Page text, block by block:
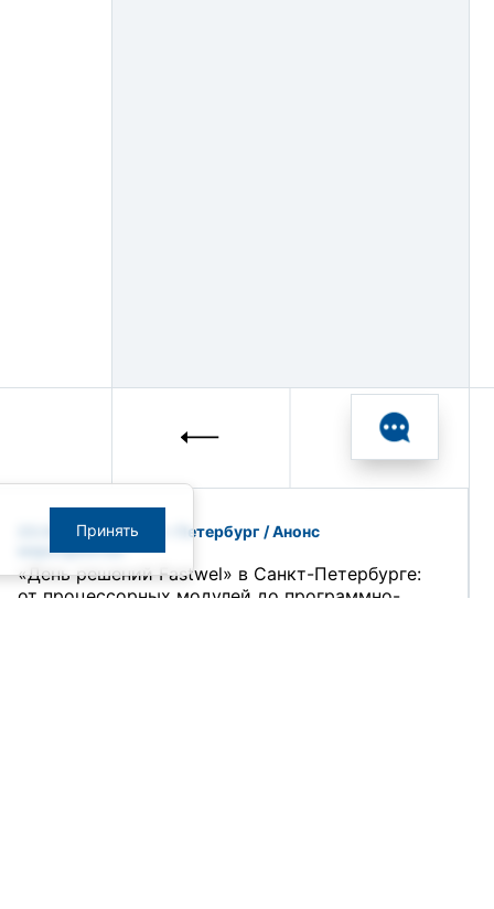
23.04.2026 / Санкт-Петербург / Анонс
мероприятия
«День решений Fastwel» в Санкт-Петербурге:
от процессорных модулей до программно-
Принять